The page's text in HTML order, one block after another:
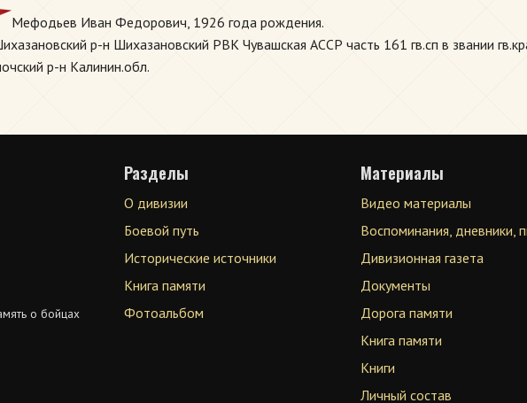
Мефодьев Иван Федорович, 1926 года рождения.
р-н Шихазановский РВК Чувашская АССР часть 161 гв.сп в звании
р-н Калинин.обл.
о бойцах
Разделы
О дивизии
Боевой путь
Исторические источники
Книга памяти
Фотоальбом
Материалы
Видео материалы
Воспоминания, дневники,
Дивизионная газета
Документы
Дорога памяти
Книга памяти
Книги
Личный состав